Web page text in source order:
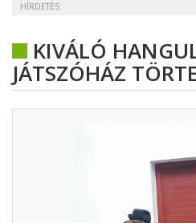
HÍRDETÉS
KIVÁLÓ
JÁTSZÓHÁZ